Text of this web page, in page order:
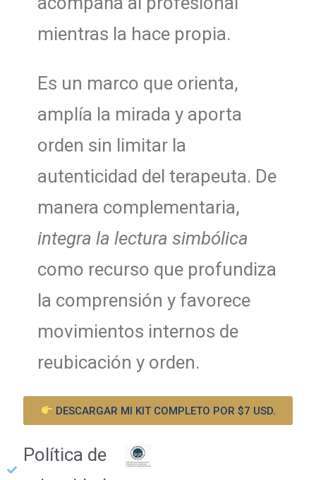
mientras la hace propia.
Es un marco que orienta,
amplía la mirada y aporta
orden sin limitar la
autenticidad del terapeuta. De
manera complementaria,
integra la lectura simbólica
como recurso que profundiza
la comprensión y favorece
movimientos internos de
reubicación y orden.
DESCARGAR MI KIT COMPLETO POR $7 USD.
Política de